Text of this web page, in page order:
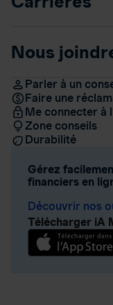
Nous
Parler à un
Faire une
Me connecter à
Zone conseils
Durabilité
Gérez
financiers en
Découvrir nos
Télécharger iA